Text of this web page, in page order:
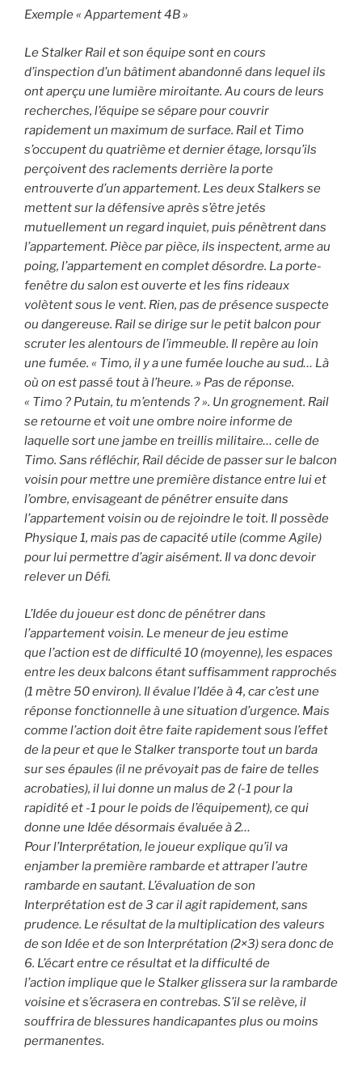
Exemple « Appartement 4B »
Le Stalker Rail et son équipe sont en cours
d’inspection d’un bâtiment abandonné dans lequel ils
ont aperçu une lumière miroitante. Au cours de leurs
recherches, l’équipe se sépare pour couvrir
rapidement un maximum de surface. Rail et Timo
s’occupent du quatrième et dernier étage, lorsqu’ils
perçoivent des raclements derrière la porte
entrouverte d’un appartement. Les deux Stalkers se
mettent sur la défensive après s’être jetés
mutuellement un regard inquiet, puis pénètrent dans
l’appartement. Pièce par pièce, ils inspectent, arme au
poing, l’appartement en complet désordre. La porte-
fenêtre du salon est ouverte et les fins rideaux
volètent sous le vent. Rien, pas de présence suspecte
ou dangereuse. Rail se dirige sur le petit balcon pour
scruter les alentours de l’immeuble. Il repère au loin
une fumée. « Timo, il y a une fumée louche au sud… Là
où on est passé tout à l’heure. » Pas de réponse.
« Timo ? Putain, tu m’entends ? ». Un grognement. Rail
se retourne et voit une ombre noire informe de
laquelle sort une jambe en treillis militaire… celle de
Timo. Sans réfléchir, Rail décide de passer sur le balcon
voisin pour mettre une première distance entre lui et
l’ombre, envisageant de pénétrer ensuite dans
l’appartement voisin ou de rejoindre le toit. Il possède
Physique 1, mais pas de capacité utile (comme Agile)
pour lui permettre d’agir aisément. Il va donc devoir
relever un Défi.
L’Idée du joueur est donc de pénétrer dans
l’appartement voisin. Le meneur de jeu estime
que l’action est de difficulté 10 (moyenne), les espaces
entre les deux balcons étant suffisamment rapprochés
(1 mètre 50 environ). Il évalue l’Idée à 4, car c’est une
réponse fonctionnelle à une situation d’urgence. Mais
comme l’action doit être faite rapidement sous l’effet
de la peur et que le Stalker transporte tout un barda
sur ses épaules (il ne prévoyait pas de faire de telles
acrobaties), il lui donne un malus de 2 (-1 pour la
rapidité et -1 pour le poids de l’équipement), ce qui
donne une Idée désormais évaluée à 2…
Pour l’Interprétation, le joueur explique qu’il va
enjamber la première rambarde et attraper l’autre
rambarde en sautant. L’évaluation de son
Interprétation est de 3 car il agit rapidement, sans
prudence. Le résultat de la multiplication des valeurs
de son Idée et de son Interprétation (2×3) sera donc de
6. L’écart entre ce résultat et la difficulté de
l’action implique que le Stalker glissera sur la rambarde
voisine et s’écrasera en contrebas. S’il se relève, il
souffrira de blessures handicapantes plus ou moins
permanentes.